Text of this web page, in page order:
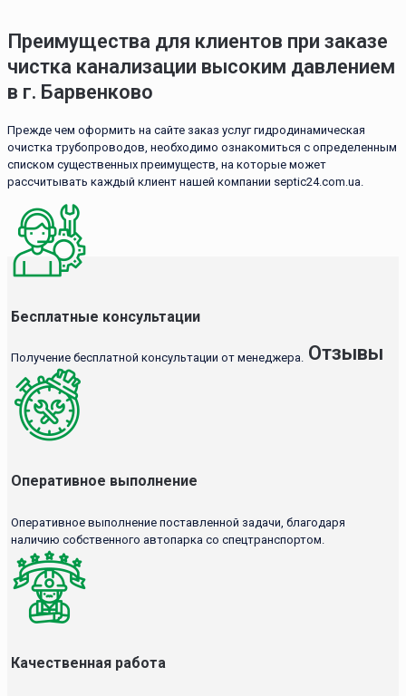
Преимущества для клиентов при заказе
чистка канализации высоким давлением
в г. Барвенково
Прежде чем оформить на сайте заказ услуг гидродинамическая
очистка трубопроводов, необходимо ознакомиться с определенным
списком существенных преимуществ, на которые может
рассчитывать каждый клиент нашей компании septic24.com.ua.
Бесплатные консультации
Получение бесплатной консультации от менеджера.
Оперативное выполнение
Оперативное выполнение поставленной задачи, благодаря
наличию собственного автопарка со спецтранспортом.
Качественная работа
Отзывы